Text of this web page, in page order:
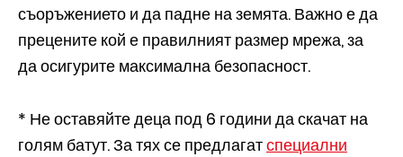
съоръжението и да падне на земята. Важно е да
прецените кой е правилният размер мрежа, за
да осигурите максимална безопасност.
* Не оставяйте деца под 6 години да скачат на
голям батут. За тях се предлагатспециални